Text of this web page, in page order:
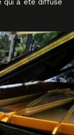
a été diffusé